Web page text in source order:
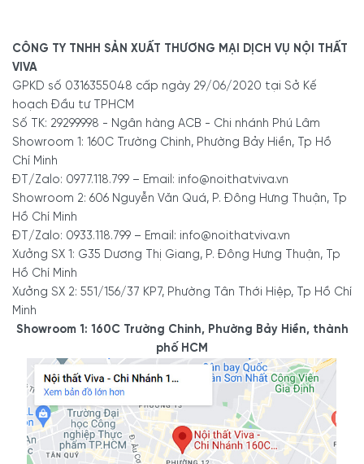
CÔNG TY TNHH SẢN XUẤT THƯƠNG MẠI DỊCH VỤ NỘI THẤT
VIVA
GPKD số 0316355048 cấp ngày 29/06/2020 tại Sở Kế
hoạch Đầu tư TPHCM
Số TK: 29299998 - Ngân hàng ACB - Chi nhánh Phú Lâm
Showroom 1: 160C Trường Chinh, Phường Bảy Hiền, Tp Hồ
Chí Minh
ĐT/Zalo: 0977.118.799 – Email: info@noithatviva.vn
Showroom 2: 606 Nguyễn Văn Quá, P. Đông Hưng Thuận, Tp
Hồ Chí Minh
ĐT/Zalo: 0933.118.799 – Email: info@noithatviva.vn
Xưởng SX 1: G35 Dương Thị Giang, P. Đông Hưng Thuận, Tp
Hồ Chí Minh
Xưởng SX 2: 551/156/37 KP7, Phường Tân Thới Hiệp, Tp Hồ Chí
Minh
Showroom 1: 160C Trường Chinh, Phường Bảy Hiền, thành
phố HCM